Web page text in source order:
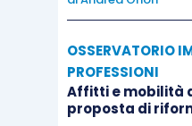
OSSERVATORIO
PROFESSIONI
Affitti e mobilità
proposta di